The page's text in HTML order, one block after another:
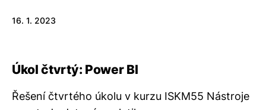
16. 1. 2023
Úkol čtvrtý: Power BI
Řešení čtvrtého úkolu v kurzu ISKM55 Nástroje